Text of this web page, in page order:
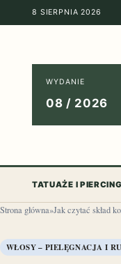
8 SIERPNIA 2026
WYDANIE
08 / 2026
TATUAŻE I PIERCING
Strona główna»Jak czytać skład
WŁOSY – PIELĘGNACJA I